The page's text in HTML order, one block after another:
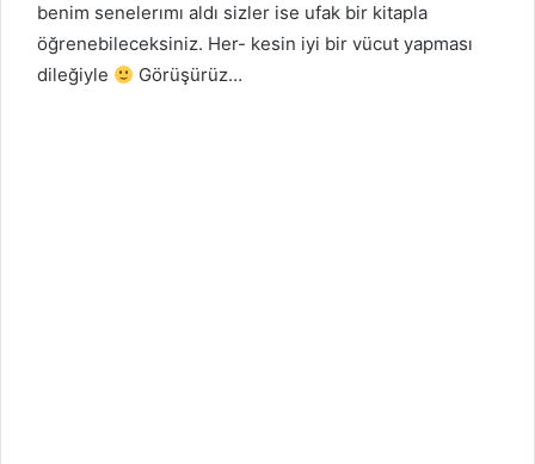
benim senelerımı aldı sizler ise ufak bir kitapla
öğrenebileceksiniz. Her- kesin iyi bir vücut yapması
dileğiyle
Görüşürüz…